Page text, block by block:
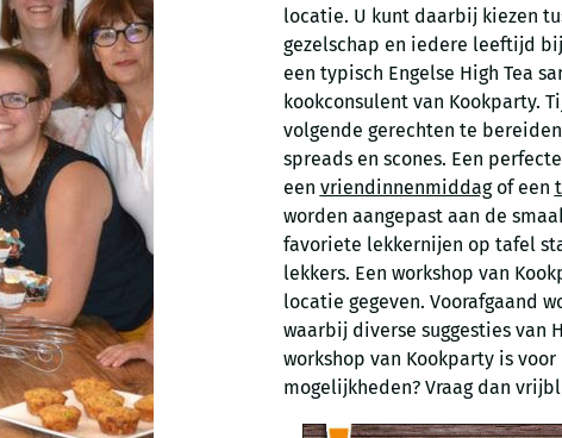
locatie. U kunt daarbij kiezen
gezelschap en iedere leeftijd
een typisch Engelse High Tea
kookconsulent van Kookparty.
volgende gerechten te
spreads en scones. Een
een vriendinnenmiddagof een
worden aangepast aan de
favoriete lekkernijen op tafel
lekkers. Een workshop van
locatie gegeven. Voorafgaand
waarbij diverse suggesties van
workshop van Kookparty is
mogelijkheden? Vraag dan